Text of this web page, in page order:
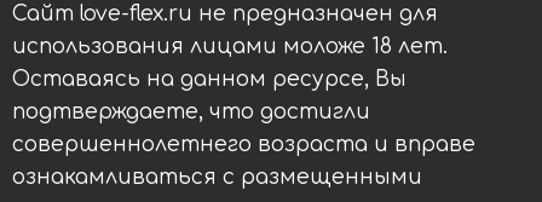
Сайт love-flex.ru не предназначен для
использования лицами моложе 18 лет.
Оставаясь на данном ресурсе, Вы
подтверждаете, что достигли
совершеннолетнего возраста и вправе
ознакамливаться с размещенными